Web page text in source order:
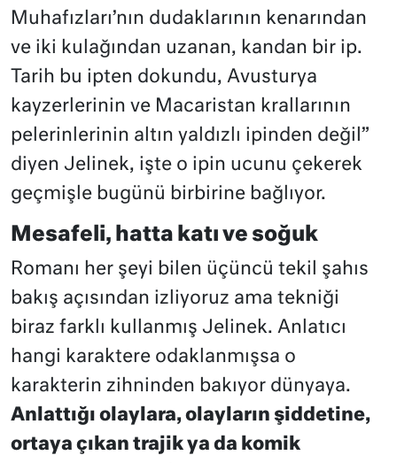
Muhafızları’nın dudaklarının kenarından
ve iki kulağından uzanan, kandan bir ip.
Tarih bu ipten dokundu, Avusturya
kayzerlerinin ve Macaristan krallarının
pelerinlerinin altın yaldızlı ipinden değil”
diyen Jelinek, işte o ipin ucunu çekerek
geçmişle bugünü birbirine bağlıyor.
Mesafeli, hatta katı ve soğuk
Romanı her şeyi bilen üçüncü tekil şahıs
bakış açısından izliyoruz ama tekniği
biraz farklı kullanmış Jelinek. Anlatıcı
hangi karaktere odaklanmışsa o
karakterin zihninden bakıyor dünyaya.
Anlattığı olaylara, olayların şiddetine,
ortaya çıkan trajik ya da komik